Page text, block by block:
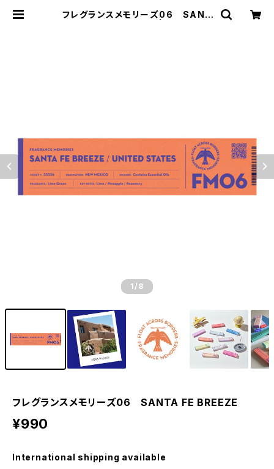
フレグランスメモリーズ06 SANT
1 /8
フレグランスメモリーズ06 SANTA FE BREEZE
¥990
International shipping available